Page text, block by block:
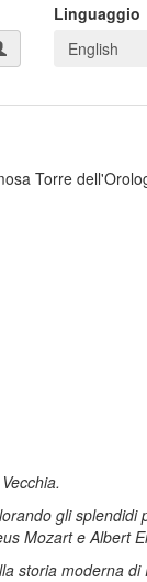
Linguaggio
English
Torre
gli
Mozart e Albert
storia moderna di